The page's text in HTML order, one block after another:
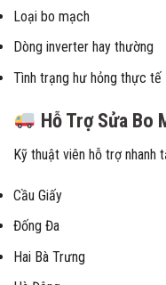
Loại bo mạch
Dòng inverter hay thường
Tình trạng hư hỏng thực tế
Hỗ Trợ Sửa Bo
Kỹ thuật viên hỗ trợ nhanh
Cầu Giấy
Đống Đa
Hai Bà Trưng